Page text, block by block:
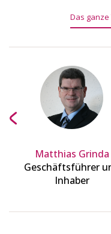
Matthias Grinda
Geschäftsführer
Inhaber